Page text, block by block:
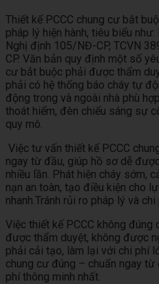
Thiết kế PCCC chung cư bắt
pháp lý hiện hành, tiêu biểu
Nghị định 105/NĐ-CP, TCVN
CP. Văn bản quy định một số
cư bắt buộc phải được thẩm
phải có hệ thống báo cháy tự
động trong và ngoài nhà phù
thoát hiểm, đèn chiếu sáng sự
quy mô.
Việc tư vấn thiết kế PCCC
ngay từ đầu, giúp hồ sơ dễ
nhiều lần. Phát hiện cháy sớm,
nạn an toàn, tạo điều kiện cho
nhanh.Tránh rủi ro pháp lý và chi
Việc thiết kế PCCC không đúng
được thẩm duyệt, không được
phải cải tạo, làm lại với chi phí
chung cư đúng – chuẩn ngay
phí thông minh nhất.